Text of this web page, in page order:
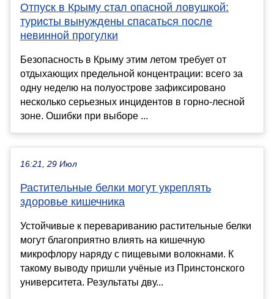
Отпуск в Крыму стал опасной ловушкой:
туристы вынуждены спасаться после
невинной прогулки
Безопасность в Крыму этим летом требует от
отдыхающих предельной концентрации: всего за
одну неделю на полуострове зафиксировано
несколько серьезных инцидентов в горно-лесной
зоне. Ошибки при выборе ...
16:21, 29 Июл
Растительные белки могут укреплять
здоровье кишечника
Устойчивые к перевариванию растительные белки
могут благоприятно влиять на кишечную
микрофлору наряду с пищевыми волокнами. К
такому выводу пришли учёные из Принстонского
университета. Результаты дву...